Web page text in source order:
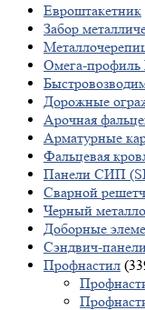
Евроштакетник
Забор
Омега-
Дорожные
Арочная
Арматурные
Фальцевая
Панели СИП
Сварной
Черный
Доборные
Сэндвич-
Профнастил